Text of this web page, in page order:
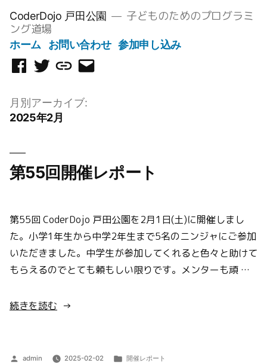
CoderDojo 戸田公園
子どものためのプログラミ
ング道場
ホーム お問い合わせ 参加申し込み
Facebook
ー
ジ
TwitterScratch
タ
ジ
メ
ル
月別アーカイブ:
2025年2月
第55回開催レポート
第55回 CoderDojo 戸田公園を2月1日(土)に開催しまし
た。小学1年生から中学2年生まで5名のニンジャにご参加
いただきました。中学生が参加してくれると色々と助けて
もらえるのでとても頼もしい限りです。メンターも頑 …
“第
開
続きを読む
投
admin 2025-02-02
カ
開催レポート